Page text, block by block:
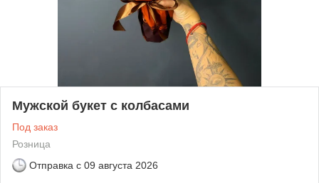
Мужской букет с колбасами
Под заказ
Розница
Отправка с 09 августа 2026